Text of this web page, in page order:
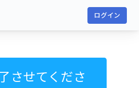
ログイン
させてくださ